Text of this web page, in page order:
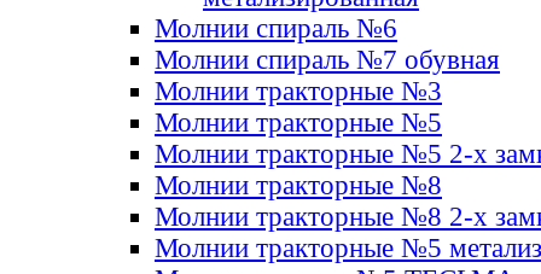
Молнии спираль №6
Молнии спираль №7 обувная
Молнии тракторные №3
Молнии тракторные №5
Молнии тракторные №5 2-х
Молнии тракторные №8
Молнии тракторные №8 2-х
Молнии тракторные №5